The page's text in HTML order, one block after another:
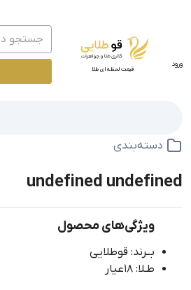
ورود
قیمت لحظه ای طلا
دسته‌بندی
undefined undefined
ویژگی‌های محصول
بــرند: قوطلایی
طـلا: 18عیار